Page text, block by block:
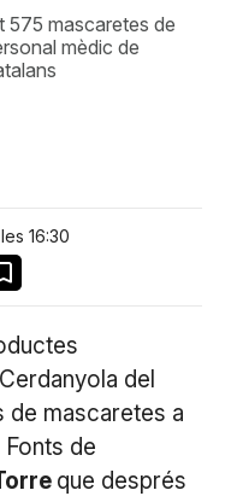
575 mascaretes de
mèdic de
16:30
del
de mascaretes a
de
que després